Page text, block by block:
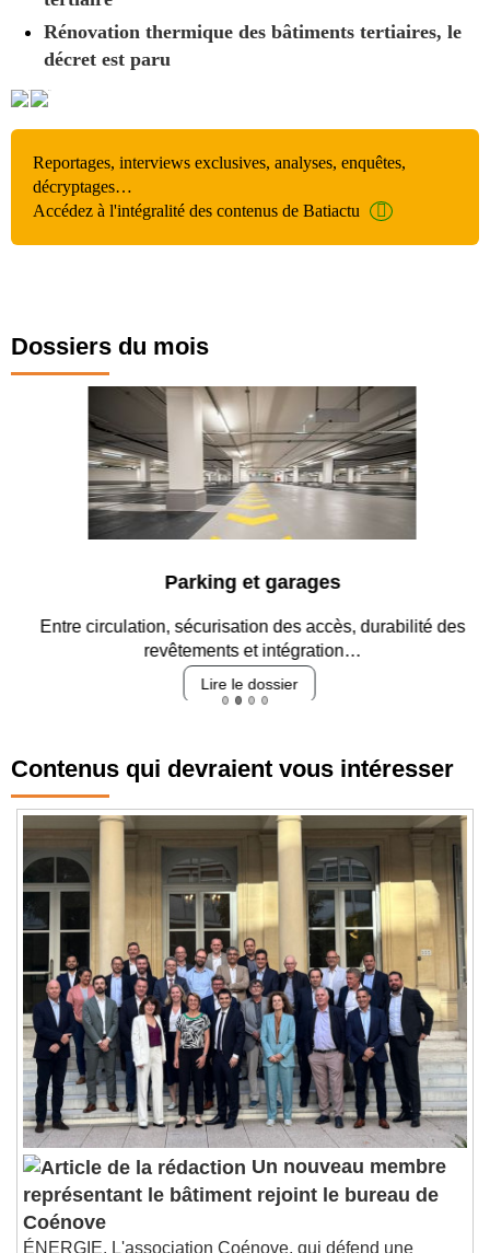
Rénovation thermique des bâtiments tertiaires, le
décret est paru
Reportages, interviews exclusives, analyses, enquêtes,
décryptages…
Accédez à l'intégralité des contenus de Batiactu
Dossiers du mois
Parking et garages
Entre circulation, sécurisation des accès, durabilité des
revêtements et intégration…
Lire le dossier
Contenus qui devraient vous intéresser
Un nouveau membre
représentant le bâtiment rejoint le bureau de
Coénove